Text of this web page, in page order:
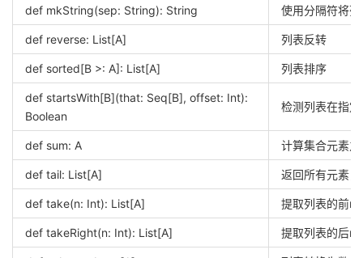
def mkString(sep: String): String 使用分隔符将
def reverse: List[A] 列表反转
def sorted[B >: A]: List[A] 列表排序
def startsWith[B](that: Seq[B], offset: Int):
Boolean
检测列表在指
def sum: A 计算集合元素之
def tail: List[A] 返回所有元素
def take(n: Int): List[A] 提取列表的前n
def takeRight(n: Int): List[A] 提取列表的后n